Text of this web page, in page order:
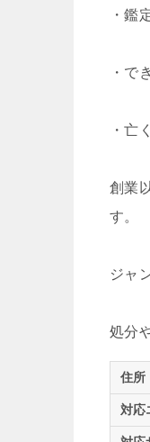
・鑑
・で
・亡
創業
す。
ジャ
処分
住所
対応